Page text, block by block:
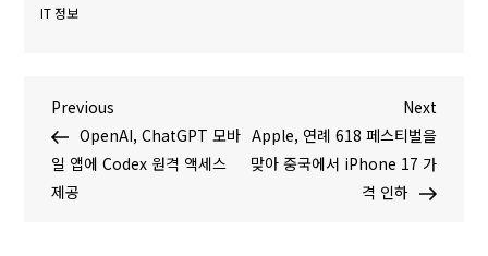
IT 정보
글
탐
P
r
e
v
Previous
OpenAI, ChatGPT 모바
일 앱에 Codex 원격 액세스
제공
N
e
x
t
Next
Apple, 연례 618 페스티벌을
맞아 중국에서 iPhone 17 가
격 인하